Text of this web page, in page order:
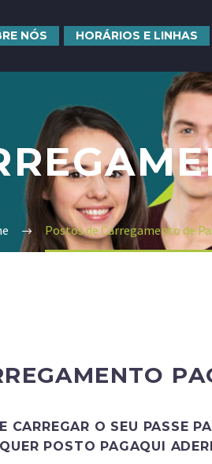
NÓS HORÁRIOS E LINHAS
Postos de Carregamento de
O SEU PASSE
POSTO PAGAQUI